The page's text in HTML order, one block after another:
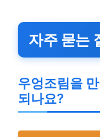
자주 묻는
우엉조림을
되나요?